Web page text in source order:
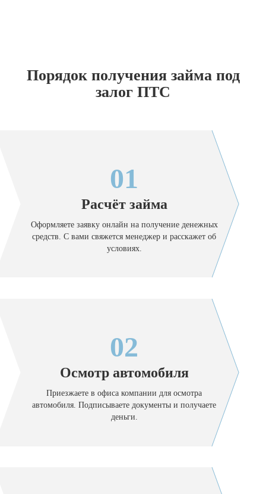
Порядок получения займа под
залог ПТС
01
Расчёт займа
Оформляете заявку онлайн на получение денежных
средств. С вами свяжется менеджер и расскажет об
условиях.
02
Осмотр автомобиля
Приезжаете в офиса компании для осмотра
автомобиля. Подписываете документы и получаете
деньги.